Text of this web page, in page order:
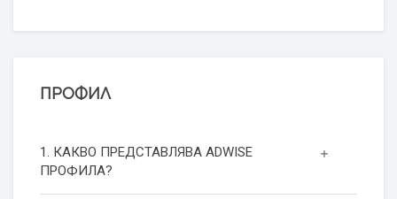
ПРОФИЛ
1. КАКВО ПРЕДСТАВЛЯВА ADWISE
ПРОФИЛА?